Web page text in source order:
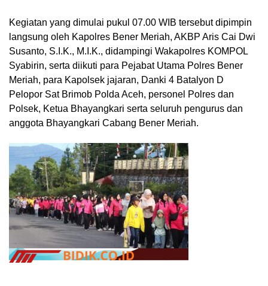
Kegiatan yang dimulai pukul 07.00 WIB tersebut dipimpin
langsung oleh Kapolres Bener Meriah, AKBP Aris Cai Dwi
Susanto, S.I.K., M.I.K., didampingi Wakapolres KOMPOL
Syabirin, serta diikuti para Pejabat Utama Polres Bener
Meriah, para Kapolsek jajaran, Danki 4 Batalyon D
Pelopor Sat Brimob Polda Aceh, personel Polres dan
Polsek, Ketua Bhayangkari serta seluruh pengurus dan
anggota Bhayangkari Cabang Bener Meriah.